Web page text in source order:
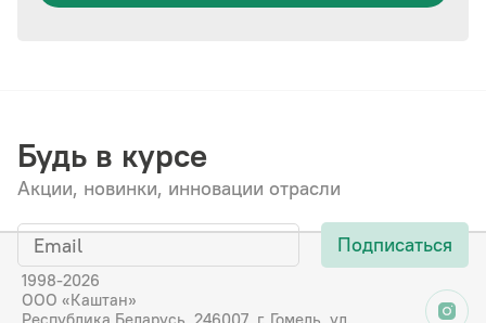
Будь в курсе
Акции, новинки, инновации отрасли
Подписаться
1998-2026
ООО «Каштан»